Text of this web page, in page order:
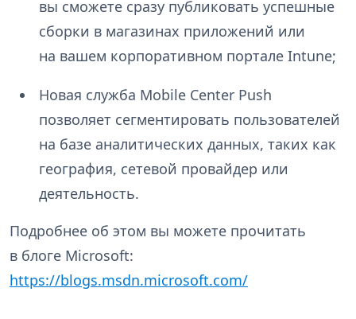
вы сможете сразу публиковать успешные
сборки в магазинах приложений или
на вашем корпоративном портале Intune;
Новая служба Mobile Center Push
позволяет сегментировать пользователей
на базе аналитических данных, таких как
география, сетевой провайдер или
деятельность.
Подробнее об этом вы можете прочитать
в блоге Microsoft:
https://blogs.msdn.microsoft.com/